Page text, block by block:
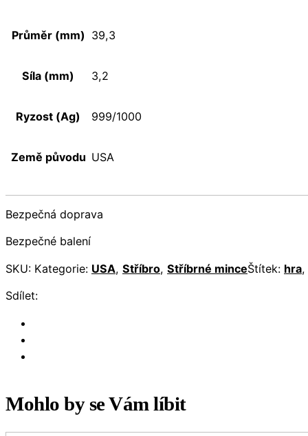
Průměr (mm) 39,3
Síla (mm) 3,2
Ryzost (Ag) 999/1000
Země původu USA
Bezpečná doprava
Bezpečné balení
SKU: Kategorie: USA, Stříbro, Stříbrné minceŠtítek: hra,
Sdílet:
Mohlo by se Vám líbit